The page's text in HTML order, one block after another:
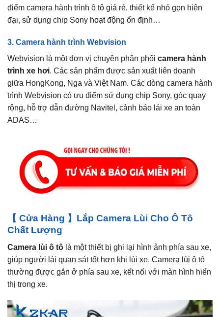
điểm camera hành trình ô tô giá rẻ, thiết kế nhỏ gọn hiện
đại, sử dụng chip Sony hoạt động ổn định…
3. Camera hành trình Webvision
Webvision là một đơn vị chuyên phân phối camera hành
trình xe hơi. Các sản phẩm được sản xuất liên doanh
giữa HongKong, Nga và Việt Nam. Các dòng camera hành
trình Webvision có ưu điểm sử dụng chip Sony, góc quay
rộng, hỗ trợ dẫn đường Navitel, cảnh báo lái xe an toàn
ADAS…
【 Cửa Hàng 】Lắp Camera Lùi Cho Ô Tô
Chất Lượng
Camera lùi ô tô là một thiết bị ghi lại hình ảnh phía sau xe,
giúp người lái quan sát tốt hơn khi lùi xe. Camera lùi ô tô
thường được gắn ở phía sau xe, kết nối với màn hình hiển
thị trong xe.